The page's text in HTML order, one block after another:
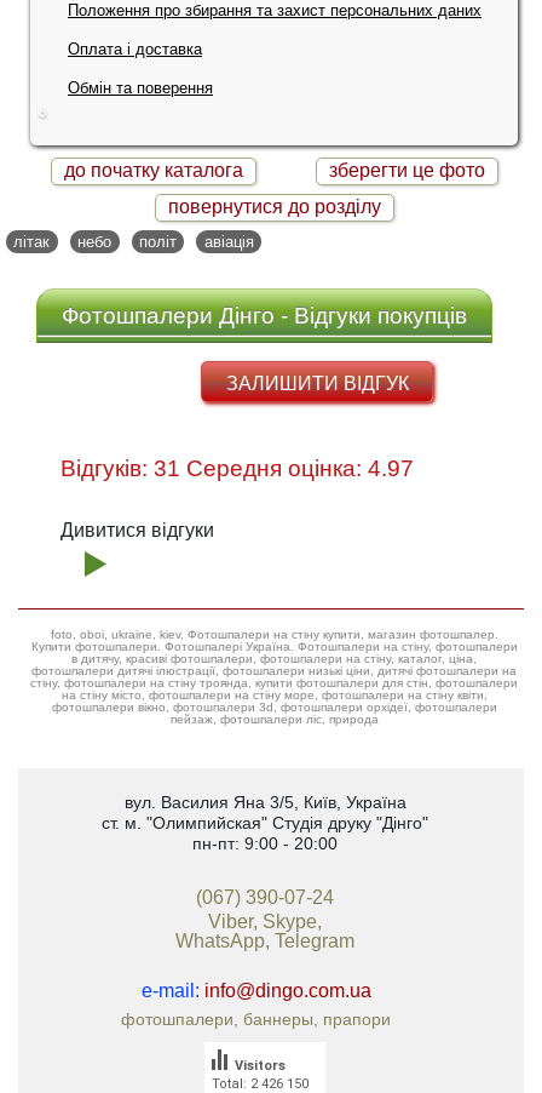
Положення про збирання та захист персональних даних
Оплата і доставка
Обмін та поверення
до початку каталога
зберегти це фото
повернутися до розділу
літак небо політ авіація
Фотошпалери Дінго - Відгуки покупців
ЗАЛИШИТИ ВІДГУК
Відгуків: 31 Середня оцінка: 4.97
Дивитися відгуки
foto, oboi, ukraine, kiev, Фотошпалери на стіну купити, магазин фотошпалер.
Купити фотошпалери. Фотошпалері Україна. Фотошпалери на стіну, фотошпалери
в дитячу, красиві фотошпалери, фотошпалери на стіну, каталог, ціна,
фотошпалери дитячі ілюстрації, фотошпалери низькі ціни, дитячі фотошпалери на
стіну, фотошпалери на стіну троянда, купити фотошпалери для стін, фотошпалери
на стіну місто, фотошпалери на стіну море, фотошпалери на стіну квіти,
фотошпалери вікно, фотошпалери 3d, фотошпалери орхідеї, фотошпалери
пейзаж, фотошпалери ліс, природа
вул. Василия Яна 3/5, Київ, Україна
ст. м. "Олимпийская" Студія друку "Дінго"
пн-пт: 9:00 - 20:00
(067) 390-07-24
Viber, Skype,
WhatsApp, Telegram
e-mail: info@dingo.com.ua
фотошпалери, баннеры, прапори
Total: 2 426 150
Visitors